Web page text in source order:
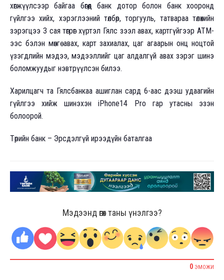
хөгжүүлсээр байгаа бөгөөд банк дотор болон банк хооронд
гүйлгээ хийх, хэрэглээний төлбөр, торгууль, татвараа төлөхийн
зэрэгцээ 3 сая төгрөг хүртэл Гялс зээл авах, картгүйгээр АТМ-
ээс бэлэн мөнгө авах, карт захиалах, цаг агаарын онц ноцтой
үзэгдлийн мэдээ, мэдээллийг цаг алдалгүй авах зэрэг шинэ
боломжуудыг нэвтрүүлсэн билээ.
Харилцагч та Гялсбанкаа ашиглан сард 6-аас дээш удаагийн
гүйлгээ хийж шинэхэн iPhone14 Pro гар утасны эзэн
болоорой.
Төрийн банк – Эрсдэлгүй ирээдүйн баталгаа
Мэдээнд өгөх таны үнэлгээ?
0 ЭМОЖИ